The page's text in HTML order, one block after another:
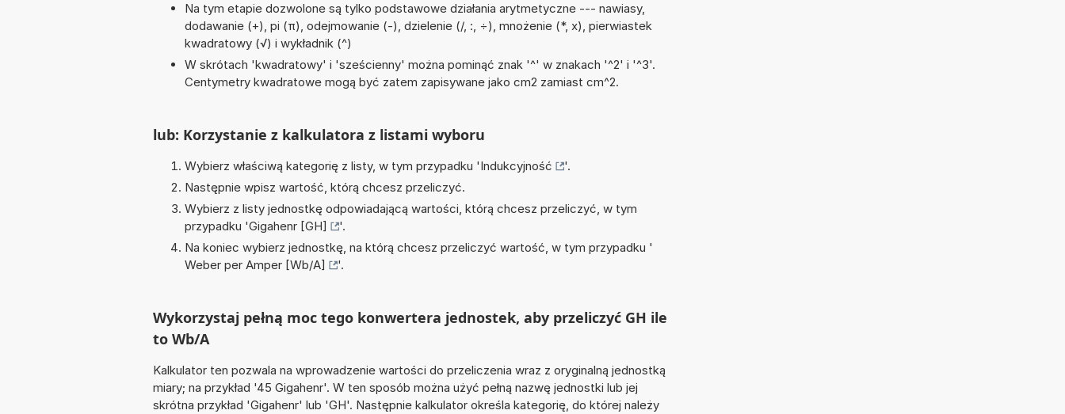
Na tym etapie dozwolone są tylko podstawowe działania arytmetyczne --- nawiasy,
dodawanie (+), pi (π), odejmowanie (-), dzielenie (/, :, ÷), mnożenie (*, x), pierwiastek
kwadratowy (√) i wykładnik (^)
W skrótach 'kwadratowy' i 'sześcienny' można pominąć znak '^' w znakach '^2' i '^3'.
Centymetry kwadratowe mogą być zatem zapisywane jako cm2 zamiast cm^2.
lub: Korzystanie z kalkulatora z listami wyboru
Wybierz właściwą kategorię z listy, w tym przypadku 'Indukcyjność
'.
Następnie wpisz wartość, którą chcesz przeliczyć.
Wybierz z listy jednostkę odpowiadającą wartości, którą chcesz przeliczyć, w tym
przypadku 'Gigahenr [GH]
'.
Na koniec wybierz jednostkę, na którą chcesz przeliczyć wartość, w tym przypadku '
Weber per Amper [Wb/A]
'.
Wykorzystaj pełną moc tego konwertera jednostek, aby przeliczyć GH ile
to Wb/A
Kalkulator ten pozwala na wprowadzenie wartości do przeliczenia wraz z oryginalną jednostką
miary; na przykład '45 Gigahenr'. W ten sposób można użyć pełną nazwę jednostki lub jej
skrótna przykład 'Gigahenr' lub 'GH'. Następnie kalkulator określa kategorię, do której należy